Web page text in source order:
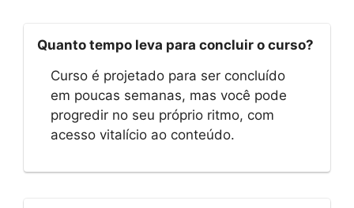
Quanto tempo leva para concluir o curso?
Curso é projetado para ser concluído
em poucas semanas, mas você pode
progredir no seu próprio ritmo, com
acesso vitalício ao conteúdo.